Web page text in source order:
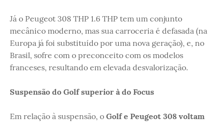
Já o Peugeot 308 THP 1.6 THP tem um conjunto
mecânico moderno, mas sua carroceria é defasada (na
Europa já foi substituído por uma nova geração), e, no
Brasil, sofre com o preconceito com os modelos
franceses, resultando em elevada desvalorização.
Suspensão do Golf superior à do Focus
Em relação à suspensão, o Golf e Peugeot 308 voltam